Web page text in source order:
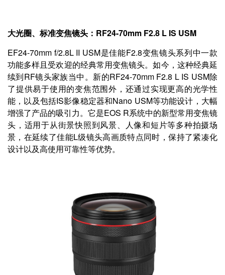
大光圈、标准变焦镜头：RF24-70mm F2.8 L IS USM
EF24-70mm f/2.8L II USM是佳能F2.8变焦镜头系列中一款
功能多样且受欢迎的经典常用变焦镜头。如今，这种经典延
续到RF镜头家族当中。新的RF24-70mm F2.8 L IS USM除
了提供易于使用的变焦范围外，还通过实现更高的光学性
能，以及包括IS影像稳定器和Nano USM等功能设计，大幅
增强了产品的吸引力。它是EOS R系统中的新型常用变焦镜
头，适用于从街景快照到风景、人像和短片等多种拍摄场
景，在延续了佳能L级镜头高画质特点同时，保持了紧凑化
设计以及高使用可靠性等优势。